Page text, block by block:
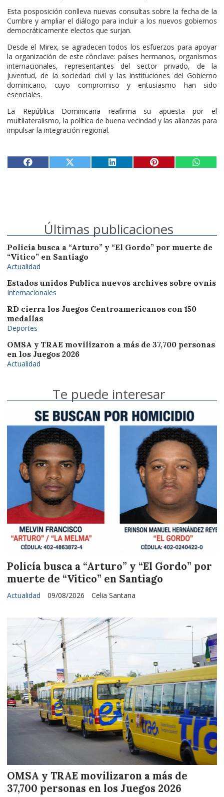
Esta posposición conlleva nuevas consultas sobre la fecha de la
Cumbre y ampliar el diálogo para incluir a los nuevos gobiernos
democráticamente electos que surjan.
Desde el Mirex, se agradecen todos los esfuerzos para apoyar
la organización de este cónclave: países hermanos, organismos
internacionales, representantes del sector privado, de la
juventud, de la sociedad civil y las instituciones del Gobierno
dominicano, cuyo compromiso y entusiasmo han sido
esenciales.
La República Dominicana reafirma su apuesta por el
multilateralismo, la política de buena vecindad y las alianzas para
impulsar la integración regional.
Últimas publicaciones
Policía busca a “Arturo” y “El Gordo” por muerte de
“Vitico” en Santiago
Actualidad
Estados unidos Publica nuevos archives sobre ovnis
Internacionales
RD cierra los Juegos Centroamericanos con 150
medallas
Deportes
OMSA y TRAE movilizaron a más de 37,700 personas
en los Juegos 2026
Actualidad
Te puede interesar
Policía busca a “Arturo” y “El Gordo” por
muerte de “Vitico” en Santiago
Celia Santana
Actualidad 09/08/2026
OMSA y TRAE movilizaron a más de
37,700 personas en los Juegos 2026